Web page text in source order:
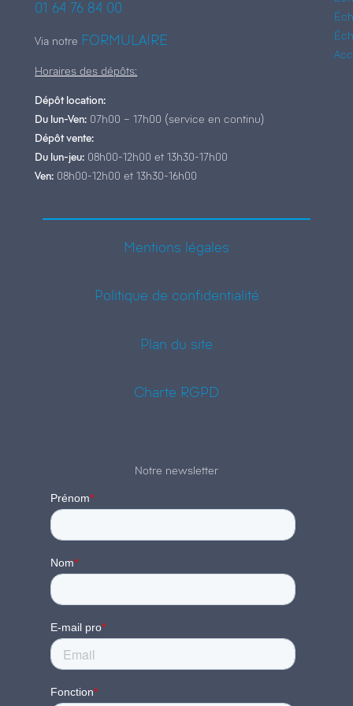
01 64 76 84 00
Via notre FORMULAIRE
Horaires des dépôts:
Dépôt location:
Du lun-Ven: 07h00 – 17h00 (service en continu)
Dépôt vente:
Du lun-jeu: 08h00-12h00 et 13h30-17h00
Ven: 08h00-12h00 et 13h30-16h00
Mentions légales
Politique de confidentialité
Plan du site
Charte RGPD
Notre newsletter